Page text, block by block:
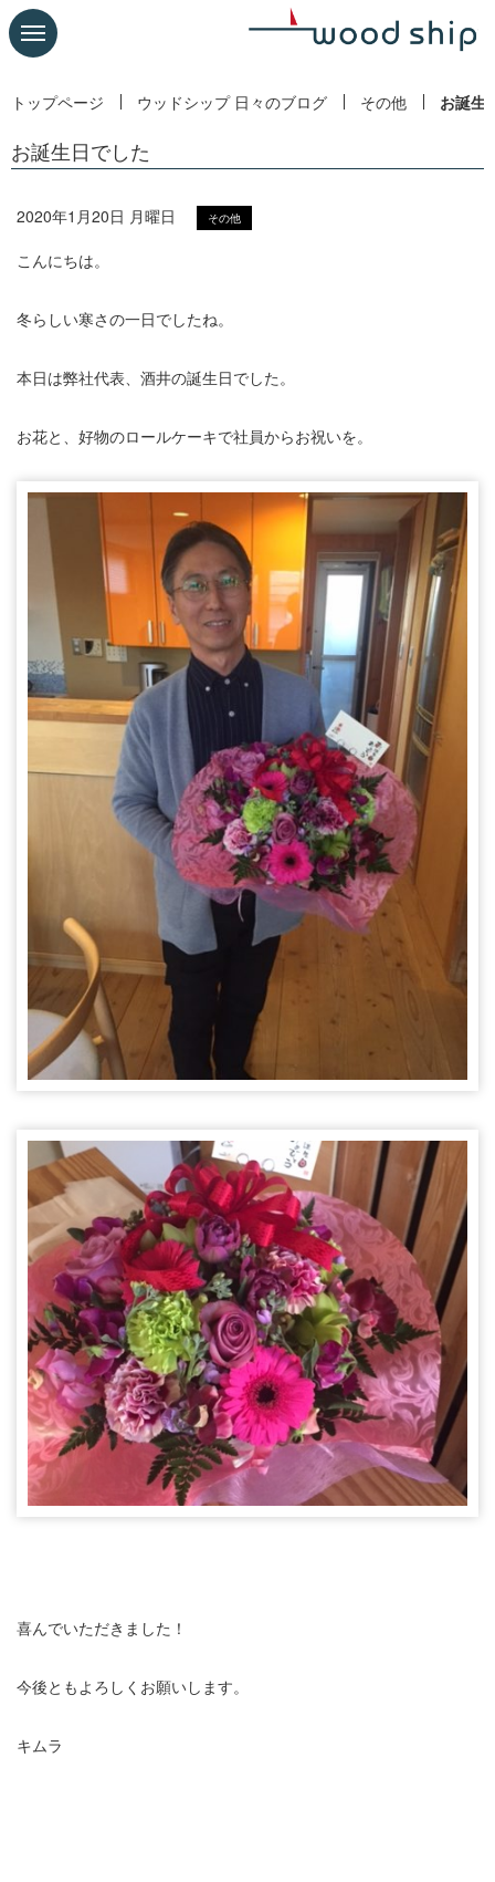
トップページ ウッドシップ 日々のブログ その他 お誕生
お誕生日でした
2020年1月20日 月曜日 その他
こんにちは。
冬らしい寒さの一日でしたね。
本日は弊社代表、酒井の誕生日でした。
お花と、好物のロールケーキで社員からお祝いを。
喜んでいただきました！
今後ともよろしくお願いします。
キムラ